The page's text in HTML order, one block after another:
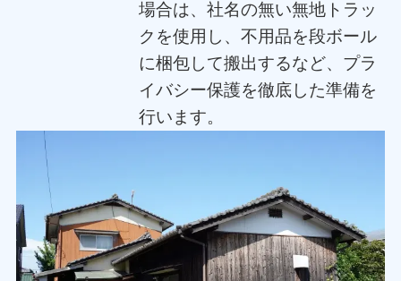
場合は、社名の無い無地トラッ
クを使用し、不用品を段ボール
に梱包して搬出するなど、プラ
イバシー保護を徹底した準備を
行います。